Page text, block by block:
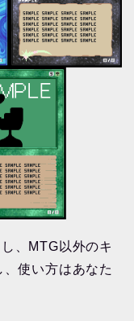
、MTG以外のキ
使い方はあなた